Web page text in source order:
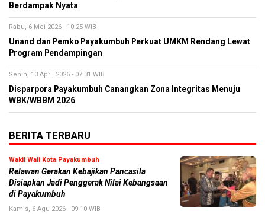
Berdampak Nyata
Rabu, 6 Mei 2026 - 10:25 WIB
Unand dan Pemko Payakumbuh Perkuat UMKM Rendang Lewat
Program Pendampingan
Senin, 13 April 2026 - 07:31 WIB
Disparpora Payakumbuh Canangkan Zona Integritas Menuju
WBK/WBBM 2026
BERITA TERBARU
Wakil Wali Kota Payakumbuh
Relawan Gerakan Kebajikan Pancasila
Disiapkan Jadi Penggerak Nilai Kebangsaan
di Payakumbuh
Kamis, 6 Agu 2026 - 09:10 WIB